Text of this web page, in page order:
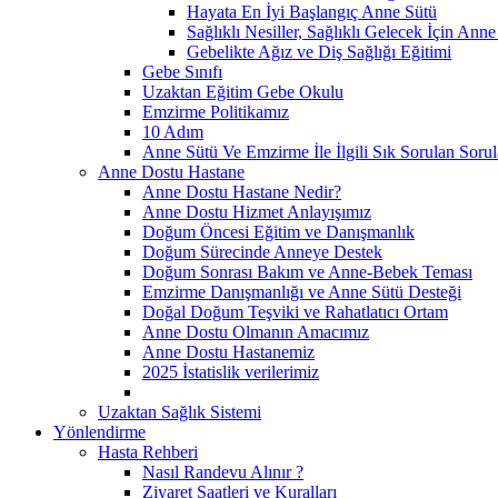
Hayata En İyi Başlangıç Anne Sütü
Sağlıklı Nesiller, Sağlıklı Gelecek İçin
Gebelikte Ağız ve Diş Sağlığı Eğitimi
Gebe Sınıfı
Uzaktan Eğitim Gebe Okulu
Emzirme Politikamız
10 Adım
Anne Sütü Ve Emzirme İle İlgili Sık Sorulan
Anne Dostu Hastane
Anne Dostu Hastane Nedir?
Anne Dostu Hizmet Anlayışımız
Doğum Öncesi Eğitim ve Danışmanlık
Doğum Sürecinde Anneye Destek
Doğum Sonrası Bakım ve Anne-Bebek Teması
Emzirme Danışmanlığı ve Anne Sütü Desteği
Doğal Doğum Teşviki ve Rahatlatıcı Ortam
Anne Dostu Olmanın Amacımız
Anne Dostu Hastanemiz
2025 İstatislik verilerimiz
Uzaktan Sağlık Sistemi
Yönlendirme
Hasta Rehberi
Nasıl Randevu Alınır ?
Ziyaret Saatleri ve Kuralları